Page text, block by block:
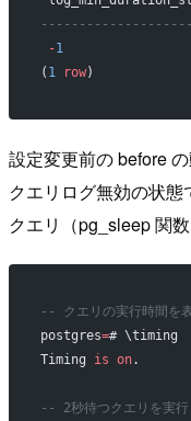
-1
( 1 row)
設定変更前の before
クエリログ無効の状
クエリ（pg_sleep 関
-- クエリの実行時間を
postgres=# \timing
Timing is on.
-- 2秒待つクエリを実行